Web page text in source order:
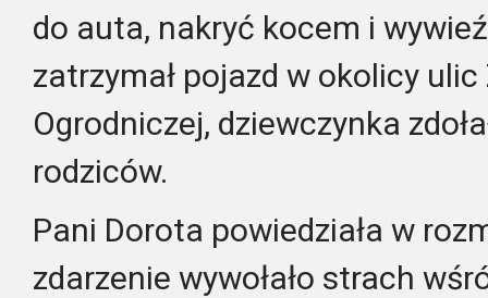
do auta, nakryć kocem i
zatrzymał pojazd w okolicy
Ogrodniczej, dziewczynka
rodziców.
Pani Dorota powiedziała w
zdarzenie wywołało strach